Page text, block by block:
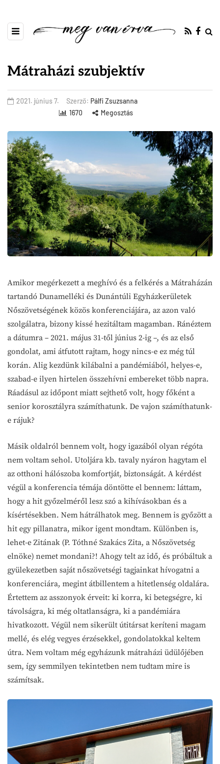
Mátraházi szubjektív
2021. június 7. Szerző: Pálfi Zsuzsanna
1670
Megosztás
Amikor megérkezett a meghívó és a felkérés a Mátraházán
tartandó Dunamelléki és Dunántúli Egyházkerületek
Nőszövetségének közös konferenciájára, az azon való
szolgálatra, bizony kissé hezitáltam magamban. Ránéztem
a dátumra – 2021. május 31-től június 2-ig –, és az első
gondolat, ami átfutott rajtam, hogy nincs-e ez még túl
korán. Alig kezdünk kilábalni a pandémiából, helyes-e,
szabad-e ilyen hirtelen összehívni embereket több napra.
Ráadásul az időpont miatt sejthető volt, hogy főként a
senior korosztályra számíthatunk. De vajon számíthatunk-
e rájuk?
Másik oldalról bennem volt, hogy igazából olyan régóta
nem voltam sehol. Utoljára kb. tavaly nyáron hagytam el
az otthoni hálószoba komfortját, biztonságát. A kérdést
végül a konferencia témája döntötte el bennem: láttam,
hogy a hit győzelméről lesz szó a kihívásokban és a
kísértésekben. Nem hátrálhatok meg. Bennem is győzött a
hit egy pillanatra, mikor igent mondtam. Különben is,
lehet-e Zitának (P. Tóthné Szakács Zita, a Nőszövetség
elnöke) nemet mondani?! Ahogy telt az idő, és próbáltuk a
gyülekezetben saját nőszövetségi tagjainkat hívogatni a
konferenciára, megint átbillentem a hitetlenség oldalára.
Értettem az asszonyok érveit: ki korra, ki betegségre, ki
távolságra, ki még oltatlanságra, ki a pandémiára
hivatkozott. Végül nem sikerült útitársat keríteni magam
mellé, és elég vegyes érzésekkel, gondolatokkal keltem
útra. Nem voltam még egyházunk mátraházi üdülőjében
sem, így semmilyen tekintetben nem tudtam mire is
számítsak.